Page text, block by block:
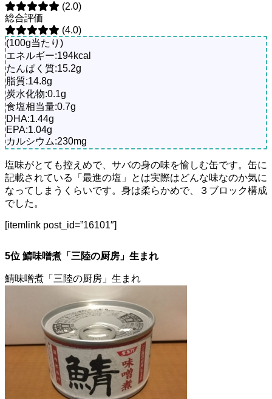
(2.0)
総合評価
(4.0)
(100g当たり)
エネルギー:194kcal
たんぱく質:15.2g
脂質:14.8g
炭水化物:0.1g
食塩相当量:0.7g
DHA:1.44g
EPA:1.04g
カルシウム:230mg
塩味がとても控えめで、サバの身の味を愉しむ缶です。缶に
記載されている「最進の塩」とは実際はどんな味なのか気に
なってしまうくらいです。身は柔らかめで、３ブロック構成
でした。
[itemlink post_id=”16101″]
5位 鯖味噌煮「三陸の厨房」生まれ
鯖味噌煮「三陸の厨房」生まれ